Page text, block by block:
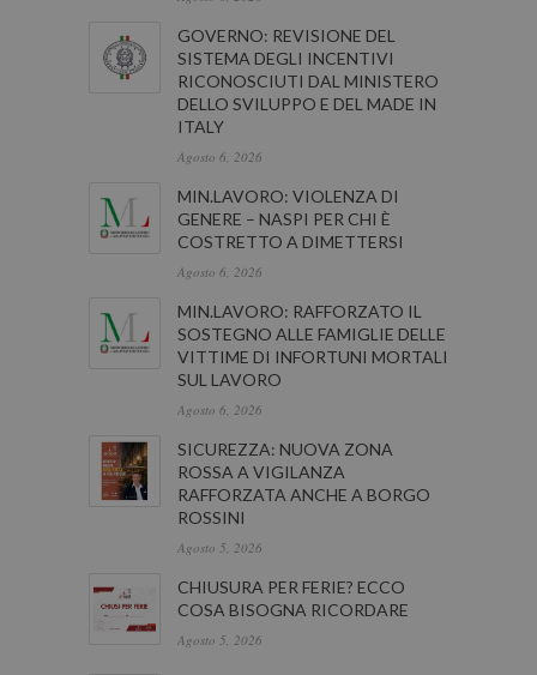
GOVERNO: REVISIONE DEL
SISTEMA DEGLI INCENTIVI
RICONOSCIUTI DAL MINISTERO
DELLO SVILUPPO E DEL MADE IN
ITALY
Agosto 6, 2026
MIN.LAVORO: VIOLENZA DI
GENERE – NASPI PER CHI È
COSTRETTO A DIMETTERSI
Agosto 6, 2026
MIN.LAVORO: RAFFORZATO IL
SOSTEGNO ALLE FAMIGLIE DELLE
VITTIME DI INFORTUNI MORTALI
SUL LAVORO
Agosto 6, 2026
SICUREZZA: NUOVA ZONA
ROSSA A VIGILANZA
RAFFORZATA ANCHE A BORGO
ROSSINI
Agosto 5, 2026
CHIUSURA PER FERIE? ECCO
COSA BISOGNA RICORDARE
Agosto 5, 2026